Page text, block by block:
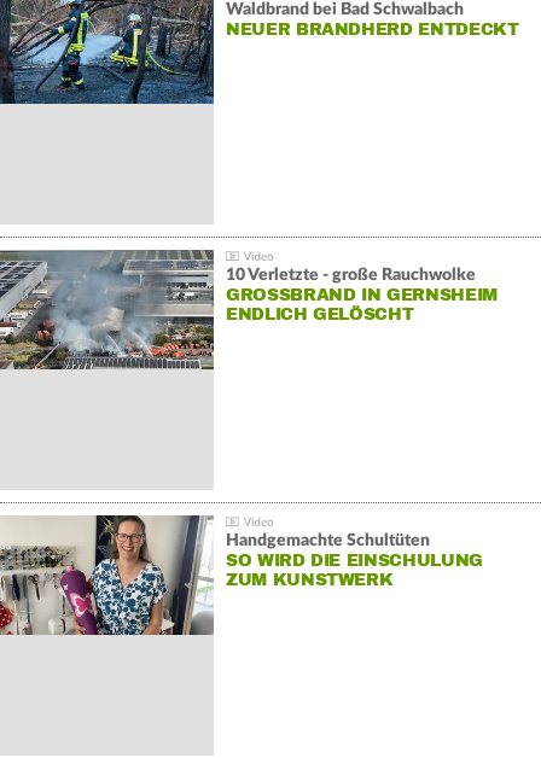
Waldbrand bei Bad Schwalbach
NEUER BRANDHERD ENTDECKT
10 Verletzte - große Rauchwolke
GROSSBRAND IN GERNSHEIM E
NDLICH GELÖSCHT
Handgemachte Schultüten
SO WIRD DIE EINSCHULUNG
ZUM KUNSTWERK